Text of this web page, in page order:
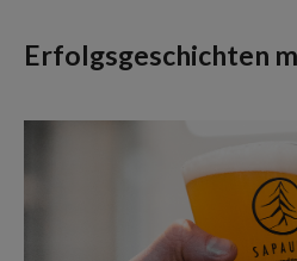
Erfolgsgeschichten